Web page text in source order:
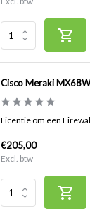
Cisco Meraki
Licentie om een
€205,00
Excl. btw